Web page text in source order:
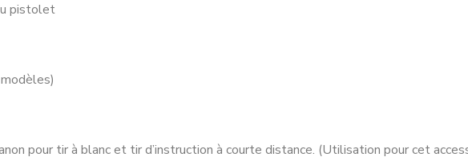
pistolet
pour tir à blanc et tir d’instruction à courte distance. (Utilisation pour cet